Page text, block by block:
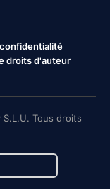
droits d'auteur
Tous droits